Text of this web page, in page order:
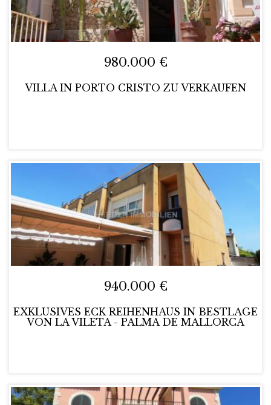
980.000 €
VILLA IN PORTO CRISTO ZU VERKAUFEN
940.000 €
EXKLUSIVES ECK REIHENHAUS IN BESTLAGE
VON LA VILETA - PALMA DE MALLORCA